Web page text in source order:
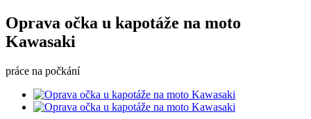
Oprava očka u kapotáže na moto
Kawasaki
práce na počkání